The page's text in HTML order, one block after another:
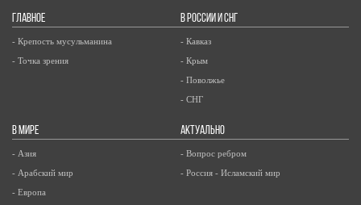
ГЛАВНОЕ
- Крепость мусульманина
- Точка зрения
В РОССИИ И СНГ
- Кавказ
- Крым
- Поволжье
- СНГ
В МИРЕ
- Азия
- Арабский мир
- Европа
АКТУАЛЬНО
- Вопрос ребром
- Россия - Исламский мир